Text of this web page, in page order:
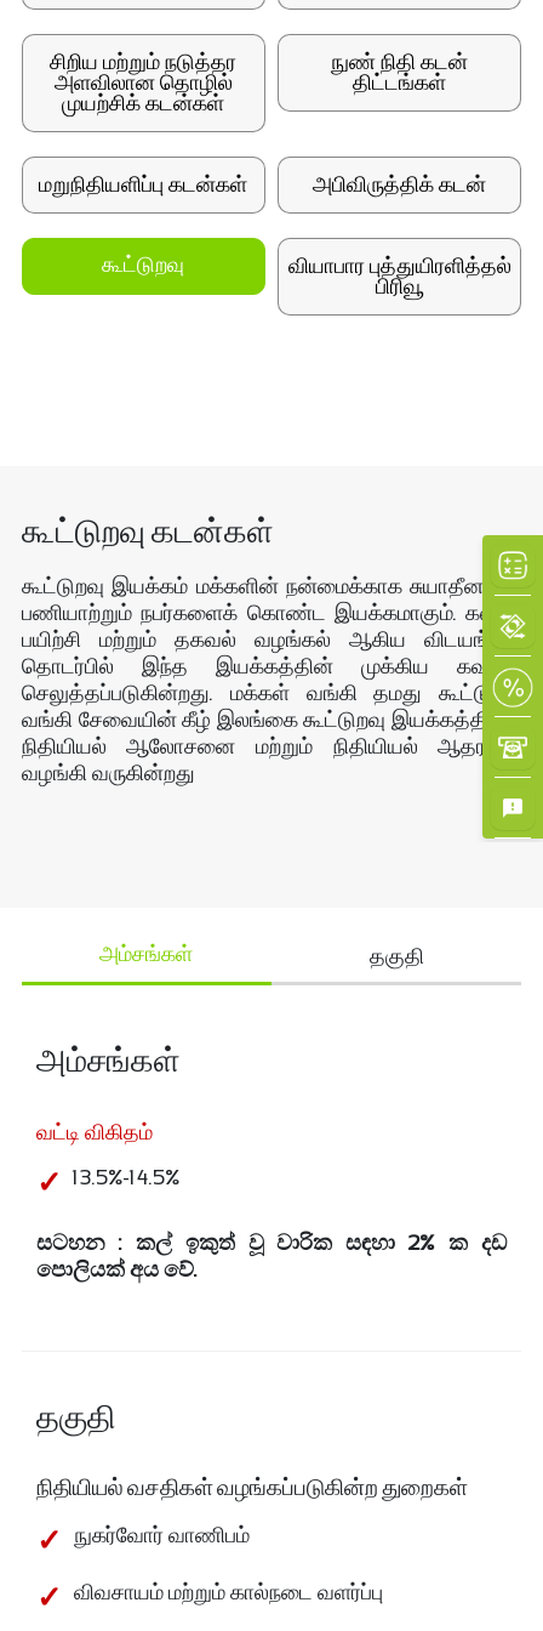
சிறிய மற்றும் நடுத்தர
அளவிலான தொழில்
முயற்சிக் கடன்கள்
நுண் நிதி கடன்
திட்டங்கள்
மறுநிதியளிப்பு கடன்கள் அபிவிருத்திக் கடன்
கூட்டுறவு
வியாபார புத்துயிரளித்தல்
பிரிவூ
கூட்டுறவு கடன்கள்
கூட்டுறவு இயக்கம் மக்களின் நன்மைக்காக சுயாதீனமாக
பணியாற்றும் நபர்களைக் கொண்ட இயக்கமாகும். கல்வி,
பயிற்சி மற்றும் தகவல் வழங்கல் ஆகிய விடயங்கள்
தொடர்பில் இந்த இயக்கத்தின் முக்கிய கவனம்
செலுத்தப்படுகின்றது. மக்கள் வங்கி தமது கூட்டுறவு
வங்கி சேவையின் கீழ் இலங்கை கூட்டுறவு இயக்கத்திற்கு
நிதியியல் ஆலோசனை மற்றும் நிதியியல் ஆதரவை
வழங்கி வருகின்றது
அம்சங்கள் தகுதி
அம்சங்கள்
வட்டி விகிதம்
13.5%-14.5%
සටහන : කල් ඉකුත් වූ වාරික සඳහා 2% ක දඩ
පොලියක් අය වේ.
தகுதி
நிதியியல் வசதிகள் வழங்கப்படுகின்ற துறைகள்
நுகர்வோர் வாணிபம்
விவசாயம் மற்றும் கால்நடை வளர்ப்பு
×